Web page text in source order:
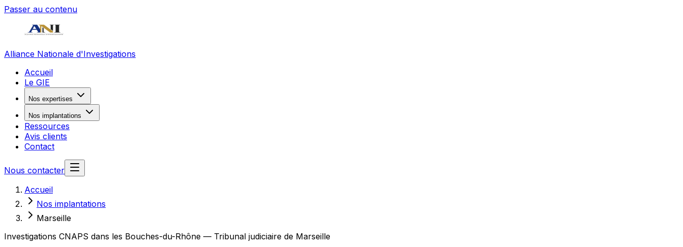
Passer au contenu
Alliance Nationale d'Investigations
Accueil
Le GIE
Nos expertises
Nos implantations
Ressources
Avis clients
Contact
Nous contacter
Accueil
Nos implantations
Marseille
Investigations CNAPS dans les Bouches-du-Rhône — Tribunal judiciaire de Marseille